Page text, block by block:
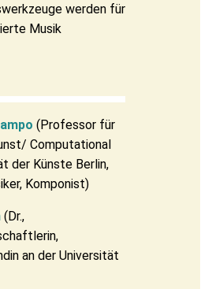
werden für
Musik
(Professor für
Computational
der Künste Berlin,
Komponist)
(Dr.,
an der Universität